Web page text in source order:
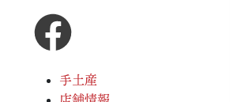
手土産